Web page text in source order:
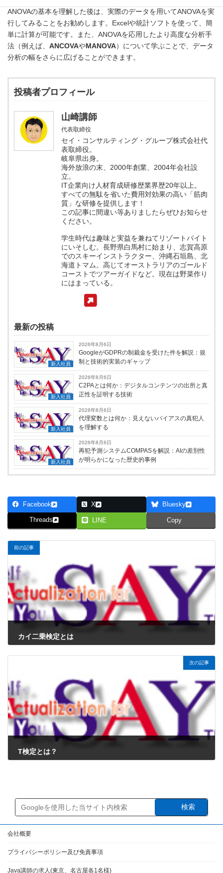
ANOVAの基本を理解した後は、実際のデータを用いてANOVAを実
行してみることをお勧めします。Excelや統計ソフトを使って、簡
単に計算が可能です。また、ANOVAを応用したより高度な分析手
法（例えば、 ANCOVAやMANOVA）について学ぶことで、データ
分析の幅をさらに広げることができます。
投稿者プロフィール
山崎講師
代表取締役
セイ・コンサルティング・グループ株式会社代
表取締役。
岐阜県出身。
海外放浪の末、2000年創業、2004年会社設
立。
IT企業向け人材育成研修歴業界歴20年以上。
すべての無駄を省いた費用対効果の高い「筋肉
質」な研修を提供します！
この記事に間違い等ありましたらぜひお知らせ
ください。
学生時代は趣味と実益を兼ねてリゾートバイト
にいそしむ。長野県白馬村に始まり、志賀高原
でのスキーインストラクター、沖縄石垣島、北
海道トマム。高じてオーストラリアのゴールド
コーストでツアーガイドなど。現在は野菜作り
にはまっている。
最新の投稿
新入社員
2026年8月6日
GoogleがGDPRの制裁金を受けた件を解説：規
制と技術的実装のギャップ
新入社員
2026年8月6日
C2PAとは何か：デジタルコンテンツの出所と真
正性を証明する技術
新入社員
2026年8月6日
代理変数とは何か：見えないバイアスの真犯人
を理解する
新入社員
2026年8月6日
再犯予測システムCOMPASを解説：AIの差別性
が明らかになった歴史的事例
Facebook X Bluesky
Threads LINE Copy
前の記事
カイ二乗検定とは
2024年8月16日
次の記事
T検定とは？
検索
会社概要
プライバシーポリシー及び免責事項
Java講師の求人(東京、名古屋各1名様)